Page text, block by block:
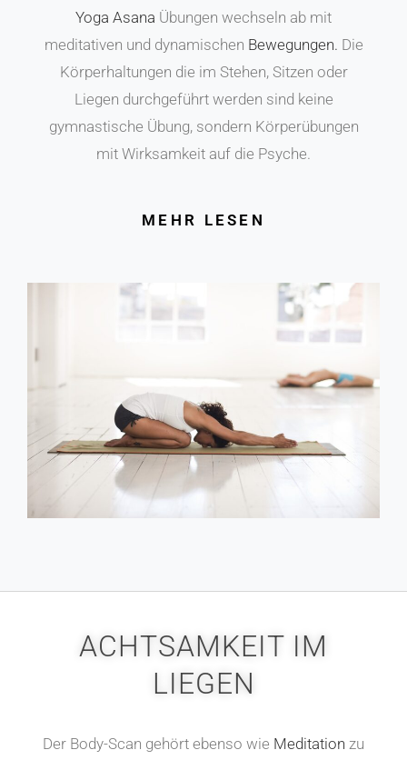
Yoga Asana Übungen wechseln ab mit
meditativen und dynamischen Bewegungen. Die
Körperhaltungen die im Stehen, Sitzen oder
Liegen durchgeführt werden sind keine
gymnastische Übung, sondern Körperübungen
mit Wirksamkeit auf die Psyche.
MEHR LESEN
ACHTSAMKEIT IM
LIEGEN
Der Body-Scan gehört ebenso wie Meditation zu